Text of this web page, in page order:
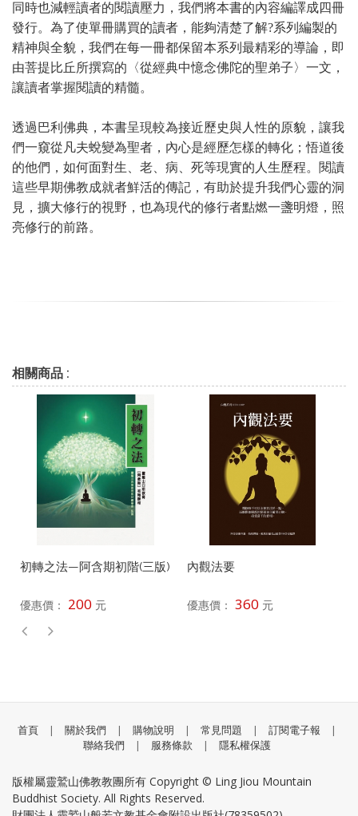
同時也減輕讀者的閱讀壓力，我們將本書的內容編譯成四冊
發行。為了使單冊購買的讀者，能夠清楚了解?系列編製的
精神與全貌，我們在每一冊都保留本系列最精彩的導論，即
由菩提比丘所撰寫的〈從經典中憶念佛陀的聖弟子〉一文，
讓讀者掌握閱讀的精髓。
透過巴利佛典，本書呈現較為接近歷史與人性的原貌，讓我
們一窺從凡夫蛻變為聖者，內心是經歷怎樣的轉化；悟道後
的他們，如何面對生、老、病、死等現實的人生歷程。閱讀
這些早期佛教成就者鮮活的傳記，有助於提升我們心靈的洞
見，擴大修行的視野，也為現代的修行者點燃一盞明燈，照
亮修行的前路。
相關商品 :
初轉之法—阿含期初階(三版)
優惠價： 200 元
內觀法要
優惠價： 360 元
首頁 | 關於我們 | 購物說明 | 常見問題 | 訂閱電子報
|
聯絡我們
| 服務條款 | 隱私權保護
版權屬靈鷲山佛教教團所有 Copyright © Ling Jiou Mountain
Buddhist Society. All Rights Reserved.